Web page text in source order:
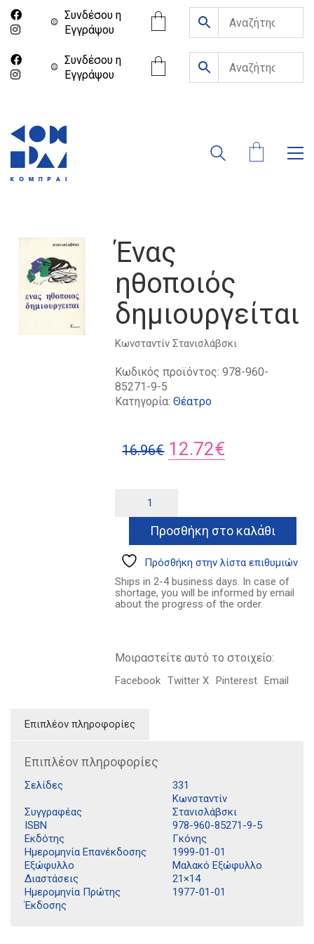
Συνδέσου η
Eγγράψου
Συνδέσου η
Eγγράψου
Ένας
ηθοποιός
δημιουργείται
Κωνσταντίν Στανισλάβσκι
Κωδικός προϊόντος:978-960-
85271-9-5
Κατηγορία:Θέατρο
16.96€ Original
16.96€.
12.72€
είναι:
12.72€.
ηθοποιός
δημιουργείται
ποσότηταΠροσθήκη στο καλάθι
Πρόσθήκη στην λίστα επιθυμιών
Ships in 2-4 business days. In case of
shortage, you will be informed by email
about the progress of the order.
Μοιραστείτε αυτό το στοιχείο:
Facebook Twitter X Pinterest Email
Επιπλέον πληροφορίες
Επιπλέον πληροφορίες
Σελίδες 331
Συγγραφέας
Κωνσταντίν
Στανισλάβσκι
ISBN
978-960-85271-9-5
Εκδότης
Γκόνης
Ημερομηνία Επανέκδοσης
1999-01-01
Εξώφυλλο
Μαλακό Εξώφυλλο
Διαστάσεις
21×14
Ημερομηνία Πρώτης
Έκδοσης
1977-01-01